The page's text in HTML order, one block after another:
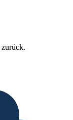
zurück.